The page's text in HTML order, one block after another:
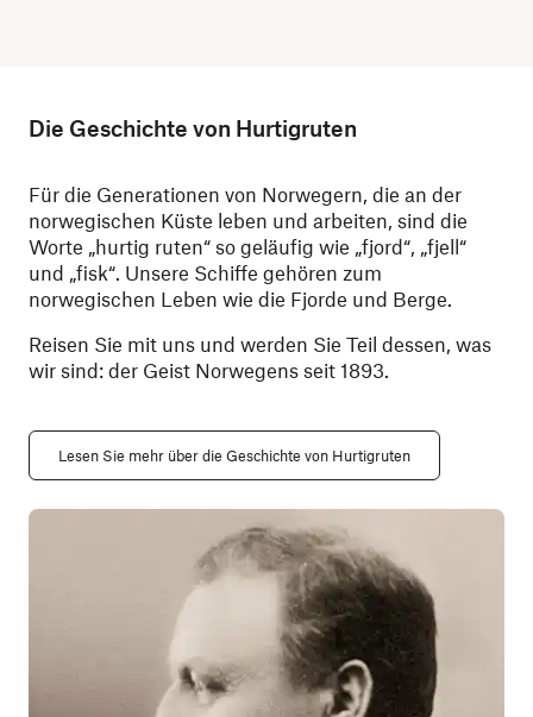
Die Geschichte von Hurtigruten
Für die Generationen von Norwegern, die an der
norwegischen Küste leben und arbeiten, sind die
Worte „hurtig ruten“ so geläufig wie „fjord“, „fjell“
und „fisk“. Unsere Schiffe gehören zum
norwegischen Leben wie die Fjorde und Berge.
Reisen Sie mit uns und werden Sie Teil dessen, was
wir sind: der Geist Norwegens seit 1893.
Lesen Sie mehr über die Geschichte von Hurtigruten